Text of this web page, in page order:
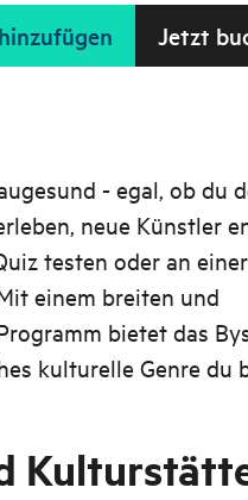
Jetzt
- egal, ob du
neue Künstler
testen oder an
einem breiten und
bietet das
kulturelle Genre du